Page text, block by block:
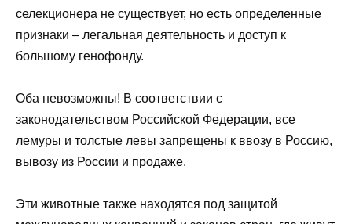
селекционера не существует, но есть определенные
признаки – легальная деятельность и доступ к
большому генофонду.
Оба невозможны! В соответствии с
законодательством Российской Федерации, все
лемуры и толстые левы запрещены к ввозу в Россию,
вывозу из России и продаже.
Эти животные также находятся под защитой